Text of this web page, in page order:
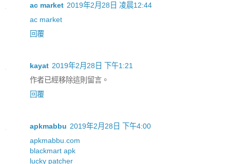
ac market 2019年2月28日 凌晨12:44
ac market
回覆
kayat 2019年2月28日 下午1:21
作者已經移除這則留言。
回覆
apkmabbu 2019年2月28日 下午4:00
apkmabbu.com
blackmart apk
lucky patcher